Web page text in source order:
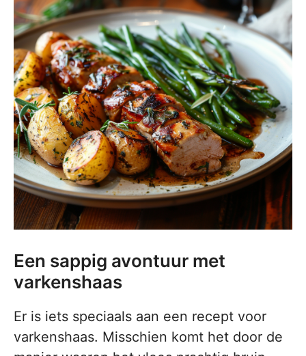
Een sappig avontuur met
varkenshaas
Er is iets speciaals aan een recept voor
varkenshaas. Misschien komt het door de